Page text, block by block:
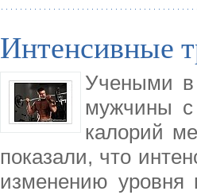
Интенсивные
Учеными в
мужчины с
калорий
показали, что
изменению уровня